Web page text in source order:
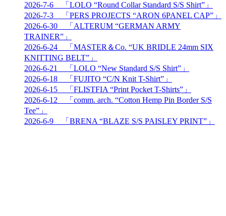
2026-7-6 「LOLO “Round Collar Standard S/S Shirt”」
2026-7-3 「PERS PROJECTS “ARON 6PANEL CAP”」
2026-6-30 「ALTERUM “GERMAN ARMY
TRAINER”」
2026-6-24 「MASTER＆Co. “UK BRIDLE 24mm SIX
KNITTING BELT”」
2026-6-21 「LOLO “New Standard S/S Shirt”」
2026-6-18 「FUJITO “C/N Knit T-Shirt”」
2026-6-15 「FLISTFIA “Print Pocket T-Shirts”」
2026-6-12 「comm. arch. “Cotton Hemp Pin Border S/S
Tee”」
2026-6-9 「BRENA “BLAZE S/S PAISLEY PRINT”」